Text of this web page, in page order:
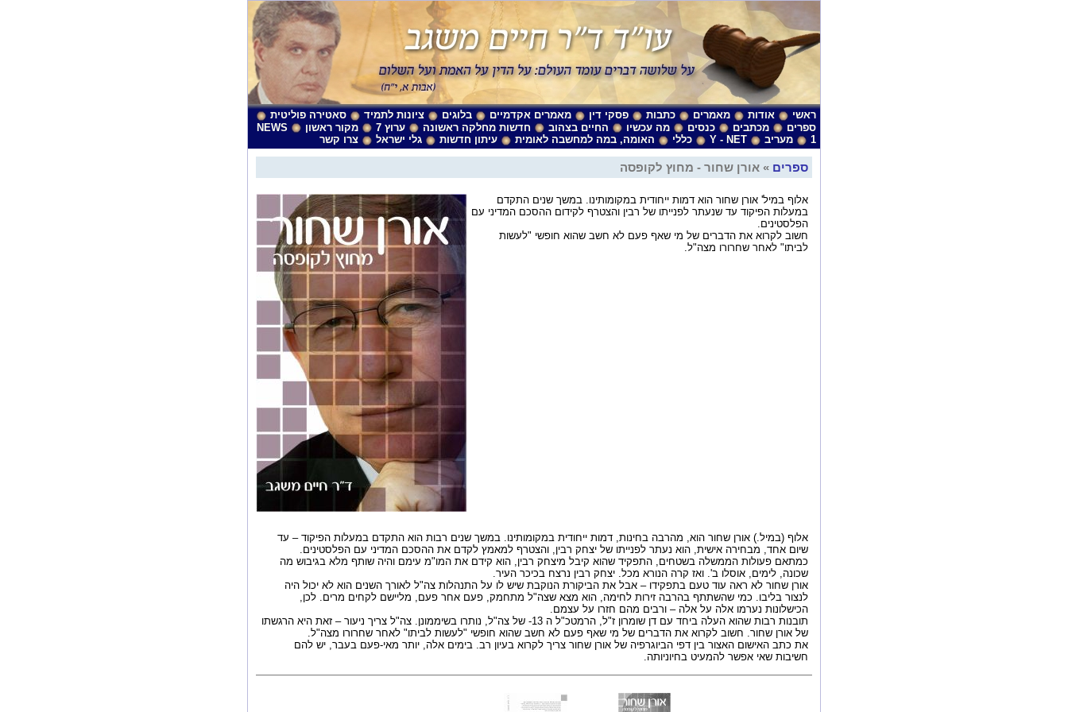
ראשי אודות מאמרים כתבות פסקי דין מאמרים אקדמיים בלוגים ציונות לתמיד
סאטירה פוליטית
ספרים
מכתבים כנסים מה עכשיו החיים בצהוב חדשות מחלקה ראשונה ערוץ 7 מקור ראשון
NEWS
1
מעריב Y - NET כללי האומה, במה למחשבה לאומית עיתון חדשות גלי ישראל צרו קשר
ספרים » אורן שחור - מחוץ לקופסה
אלוף במיל' אורן שחור הוא דמות ייחודית במקומותינו. במשך שנים התקדם
במעלות הפיקוד עד שנעתר לפנייתו של רבין והצטרף לקידום ההסכם המדיני עם
הפלסטינים.
חשוב לקרוא את הדברים של מי שאף פעם לא חשב שהוא חופשי "לעשות
לביתו" לאחר שחרורו מצה"ל.
אלוף (במיל.) אורן שחור הוא, מהרבה בחינות, דמות ייחודית במקומותינו. במשך שנים רבות הוא התקדם במעלות הפיקוד – עד
שיום אחד, מבחירה אישית, הוא נעתר לפנייתו של יצחק רבין, והצטרף למאמץ לקדם את ההסכם המדיני עם הפלסטינים.
כמתאם פעולות הממשלה בשטחים, התפקיד שהוא קיבל מיצחק רבין, הוא קידם את המו"מ עימם והיה שותף מלא בגיבוש מה
שכונה, לימים, אוסלו ב'. ואז קרה הנורא מכל. יצחק רבין נרצח בכיכר העיר.
אורן שחור לא ראה עוד טעם בתפקידו – אבל את הביקורת הנוקבת שיש לו על התנהלות צה"ל לאורך השנים הוא לא יכול היה
לנצור בליבו. כמי שהשתתף בהרבה זירות לחימה, הוא מצא שצה"ל מתחמק, פעם אחר פעם, מליישם לקחים מרים. לכן,
הכישלונות נערמו אלה על אלה – ורבים מהם חזרו על עצמם.
תובנות רבות שהוא העלה ביחד עם דן שומרון ז"ל, הרמטכ"ל ה 13- של צה"ל, נותרו בשיממונן. צה"ל צריך ניעור – זאת היא הרגשתו
של אורן שחור. חשוב לקרוא את הדברים של מי שאף פעם לא חשב שהוא חופשי "לעשות לביתו" לאחר שחרורו מצה"ל.
את כתב האישום האצור בין דפי הביוגרפיה של אורן שחור צריך לקרוא בעיון רב. בימים אלה, יותר מאי-פעם בעבר, יש להם
חשיבות שאי אפשר להמעיט בחיוניותה.